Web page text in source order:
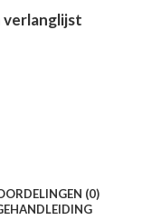
verlanglijst
(0)